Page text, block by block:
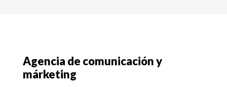
Agencia de comunicación y
márketing